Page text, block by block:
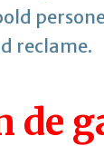
reclame.
de